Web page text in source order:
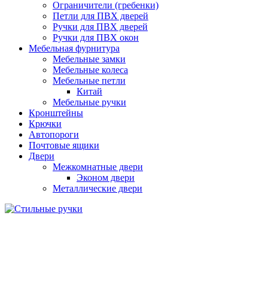
Ограничители (гребенки)
Петли для ПВХ дверей
Ручки для ПВХ дверей
Ручки для ПВХ окон
Мебельная фурнитура
Мебельные замки
Мебельные колеса
Мебельные петли
Китай
Мебельные ручки
Кронштейны
Крючки
Автопороги
Почтовые ящики
Двери
Межкомнатные двери
Эконом двери
Металлические двери